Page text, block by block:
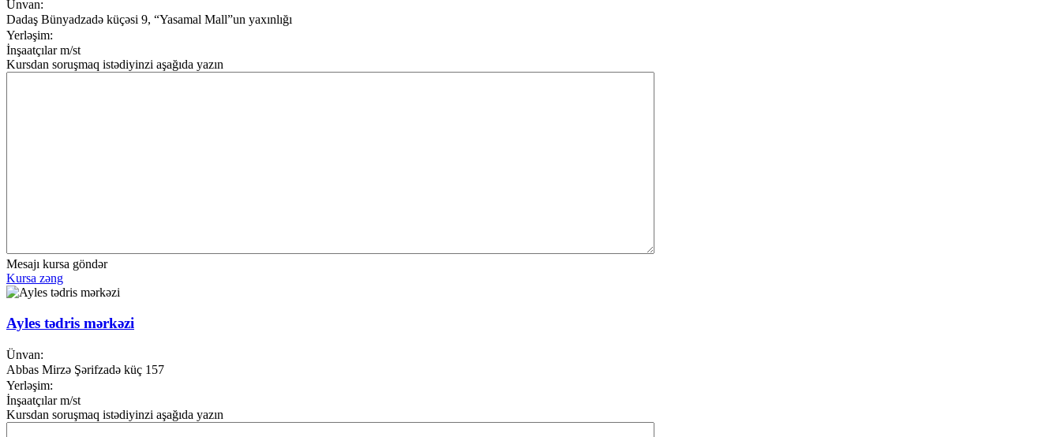
Ünvan:
Dadaş Bünyadzadə küçəsi 9, “Yasamal Mall”un yaxınlığı
Yerləşim:
İnşaatçılar m/st
Kursdan soruşmaq istədiyinzi aşağıda yazın
Mesajı kursa göndər
Kursa zəng
Ayles tədris mərkəzi
Ünvan:
Abbas Mirzə Şərifzadə küç 157
Yerləşim:
İnşaatçılar m/st
Kursdan soruşmaq istədiyinzi aşağıda yazın